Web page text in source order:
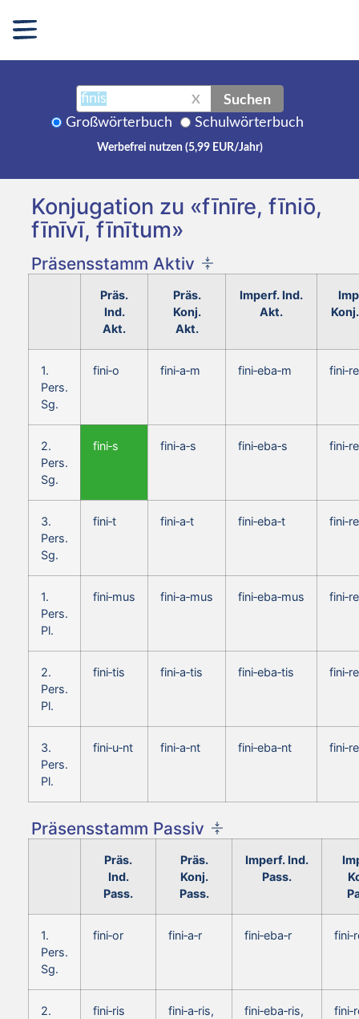
X Suchen
Großwörterbuch Schulwörterbuch
Werbefrei nutzen (5,99 EUR/Jahr)
Konjugation zu «fīnīre, fīniō,
fīnīvī, fīnītum»
Präsensstamm Aktiv
Präs.
Ind.
Akt.
Präs.
Konj.
Akt.
Imperf. Ind.
Akt.
1.
Pers.
Sg.
fini‑o fini‑a‑m fini‑eba‑m
2.
Pers.
Sg.
fini‑s fini‑a‑s fini‑eba‑s
3.
Pers.
Sg.
fini‑t fini‑a‑t fini‑eba‑t
1.
Pers.
Pl.
fini‑mus fini‑a‑mus fini‑eba‑mus
2.
Pers.
Pl.
fini‑tis fini‑a‑tis fini‑eba‑tis
3.
Pers.
Pl.
fini‑u‑nt fini‑a‑nt fini‑eba‑nt
Präsensstamm Passiv
Präs.
Ind.
Pass.
Präs.
Konj.
Pass.
Imperf. Ind.
Pass.
1.
Pers.
Sg.
fini‑or fini‑a‑r fini‑eba‑r
2.
fini‑ris
fini‑a‑ris,
fini‑eba‑ris,